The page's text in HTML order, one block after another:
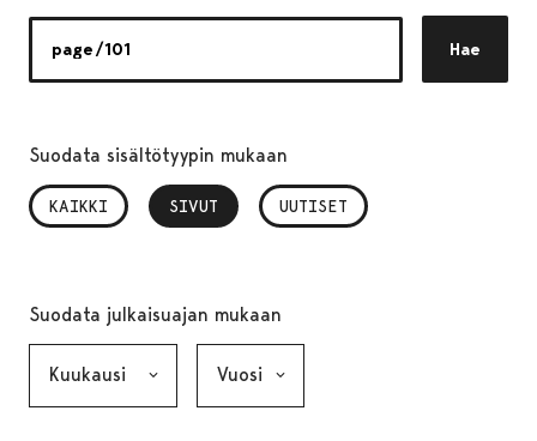
Hae
Suodata sisältötyypin mukaan
KAIKKI SIVUT
, VALITTU UUTISET
Suodata julkaisuajan mukaan